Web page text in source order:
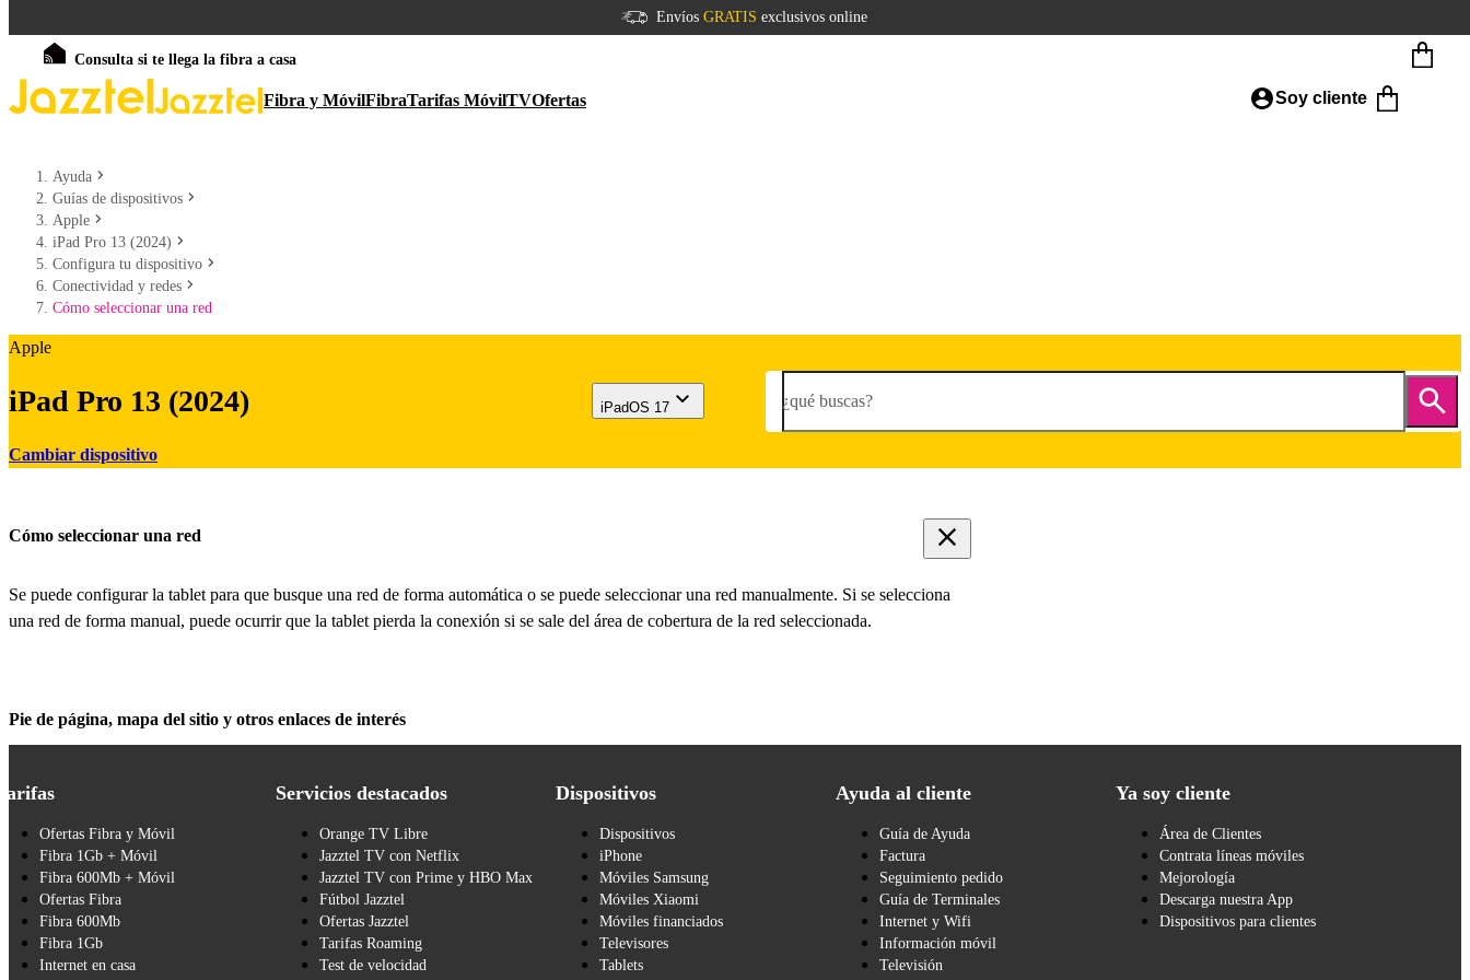
Envíos GRATIS exclusivos online
Consulta si te llega la fibra a casa
Fibra y MóvilFibraTarifas MóvilTVOfertas Soy cliente
Ayuda
Guías de dispositivos
Apple
iPad Pro 13 (2024)
Configura tu dispositivo
Conectividad y redes
Cómo seleccionar una red
Apple
iPad Pro 13 (2024)
Cambiar dispositivo
iPadOS 17 ¿qué buscas?
Cómo seleccionar una red
Se puede configurar la tablet para que busque una red de forma automática o se puede seleccionar una red manualmente. Si se selecciona
una red de forma manual, puede ocurrir que la tablet pierda la conexión si se sale del área de cobertura de la red seleccionada.
Pie de página, mapa del sitio y otros enlaces de interés
Ofertas Fibra y Móvil
Fibra 1Gb + Móvil
Fibra 600Mb + Móvil
Ofertas Fibra
Fibra 600Mb
Fibra 1Gb
Internet en casa
Servicios destacados
Orange TV Libre
Jazztel TV con Netflix
Jazztel TV con Prime y HBO Max
Fútbol Jazztel
Ofertas Jazztel
Tarifas Roaming
Test de velocidad
Dispositivos
Dispositivos
iPhone
Móviles Samsung
Móviles Xiaomi
Móviles financiados
Televisores
Tablets
Ayuda al cliente
Guía de Ayuda
Factura
Seguimiento pedido
Guía de Terminales
Internet y Wifi
Información móvil
Televisión
Ya soy cliente
Área de Clientes
Contrata líneas móviles
Mejorología
Descarga nuestra App
Dispositivos para clientes